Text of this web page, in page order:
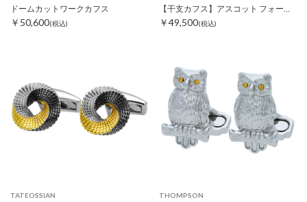
ドームカットワークカフス
￥50,600(税込)
【干支カフス】アスコット フォースカフスシェル
￥49,500(税込)
TATEOSSIAN THOMPSON